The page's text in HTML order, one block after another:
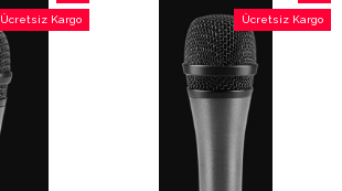
İndirim
Ücretsiz Kargo
İndirim
Ücretsiz Kargo